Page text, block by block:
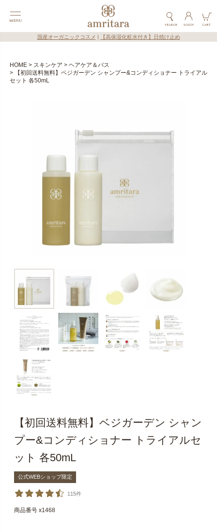
国産オーガニックコスメ 【高保湿化粧水付き】日焼け止め
HOME スキンケア
ヘアケア＆バス
【初回送料無料】ベジガーデン シャンプー&コンディショナー トライアル
セット 各50mL
【初回送料無料】ベジガーデン シャン
プー&コンディショナー トライアルセ
ット 各50mL
公式WEBショップ限定
115件
商品番号 x1468